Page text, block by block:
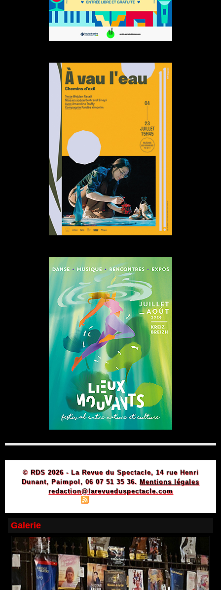
© RDS 2026 - La Revue du Spectacle, 14 rue Henri
Dunant, Paimpol, 06 07 51 35 36. Mentions légales
redaction@larevueduspectacle.com
Galerie